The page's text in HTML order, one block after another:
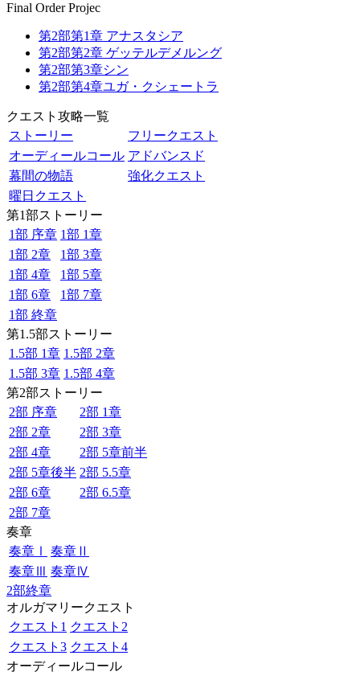
Final Order Projec
第2部第1章 アナスタシア
第2部第2章 ゲッテルデメルング
第2部第3章シン
第2部第4章ユガ・クシェートラ
クエスト攻略一覧
ストーリー
フリークエスト
オーディールコール アドバンスド
幕間の物語
強化クエスト
曜日クエスト
第1部ストーリー
1部 序章 1部 1章
1部 2章
1部 3章
1部 4章
1部 5章
1部 6章
1部 7章
1部 終章
第1.5部ストーリー
1.5部 1章 1.5部 2章
1.5部 3章 1.5部 4章
第2部ストーリー
2部 序章
2部 1章
2部 2章
2部 3章
2部 4章
2部 5章前半
2部 5章後半 2部 5.5章
2部 6章
2部 6.5章
2部 7章
奏章
奏章Ⅰ
奏章Ⅱ
奏章Ⅲ 奏章Ⅳ
2部終章
オルガマリークエスト
クエスト1 クエスト2
クエスト3 クエスト4
オーディールコール